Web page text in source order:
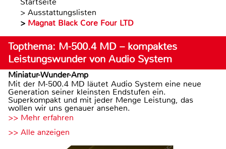
> Ausstattungslisten
> Magnat Black Core Four LTD
Topthema: M-500.4 MD – kompaktes
Leistungswunder von Audio System
Miniatur-Wunder-Amp
Mit der M-500.4 MD läutet Audio System eine neue
Generation seiner kleinsten Endstufen ein.
Superkompakt und mit jeder Menge Leistung, das
wollen wir uns genauer ansehen.
>> Mehr erfahren
>> Alle anzeigen